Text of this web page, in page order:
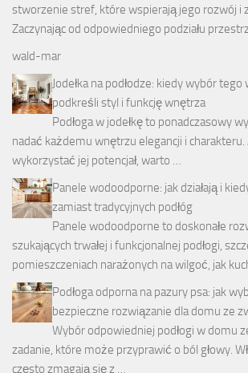
stworzenie stref, które wspierają jego rozwój i
Zaczynając od odpowiedniego podziału
wald-mar
Jodełka na podłodze: kiedy wybór
podkreśli styl i funkcję wnętrza
Podłoga w jodełkę to ponadczasowy
nadać każdemu wnętrzu elegancji i charakteru.
wykorzystać jej potencjał, warto …
Panele wodoodporne: jak działają i
zamiast tradycyjnych podłóg
Panele wodoodporne to doskonałe
szukających trwałej i funkcjonalnej podłogi,
pomieszczeniach narażonych na wilgoć, jak
Podłoga odporna na pazury psa: jak
bezpieczne rozwiązanie dla domu ze
Wybór odpowiedniej podłogi w domu
zadanie, które może przyprawić o ból głowy.
często zmagają się z …